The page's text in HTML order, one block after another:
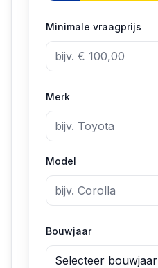
Minimale vraagprijs
Merk
Model
Bouwjaar
Selecteer bouwjaar